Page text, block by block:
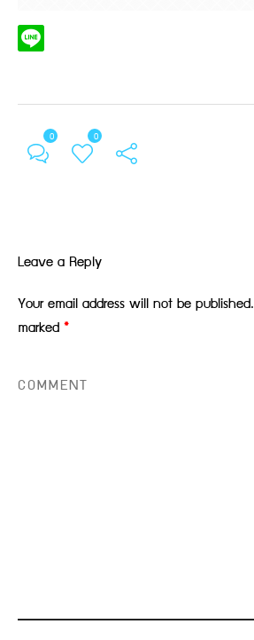
0 0
Leave a Reply
Your email address will not be published.
marked*